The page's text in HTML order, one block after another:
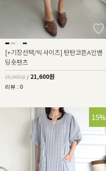
[+기장선택/빅사이즈] 탄탄코튼A인밴
딩숏팬츠
25,500원 / 21,600원
리뷰 : 0
15%